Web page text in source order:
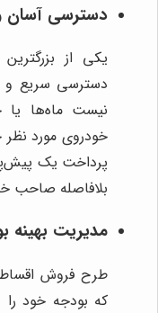
دسترسی آسان
یکی از
دسترسی سریع و
نیست ماه‌ها یا
خودروی مورد نظر
پرداخت یک
بلافاصله صاحب
مدیریت بهینه
طرح فروش
که بودجه خود